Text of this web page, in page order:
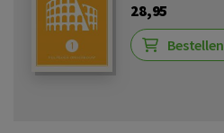
28,95
Bestellen